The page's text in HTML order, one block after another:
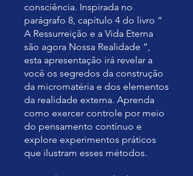
consciência. Inspirada no
parágrafo 8, capítulo 4 do livro “
A Ressurreição e a Vida Eterna
são agora Nossa Realidade ”,
esta apresentação irá revelar a
você os segredos da construção
da micromatéria e dos elementos
da realidade externa. Aprenda
como exercer controle por meio
do pensamento contínuo e
explore experimentos práticos
que ilustram esses métodos.